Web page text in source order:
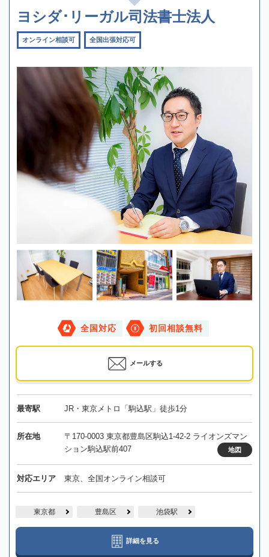
ヨシダ･リーガル司法書士法人
オンライン相談可 全国出張対応可
全国対応 初回相談無料
メールする
最寄駅 JR・東京メトロ「駒込駅」徒歩1分
所在地
〒170-0003 東京都豊島区駒込1-42-2 ライオンズマン
ション駒込駅前407
地図
対応エリア 東京、全国オンライン相談可
東京都 豊島区 池袋駅
詳細を見る